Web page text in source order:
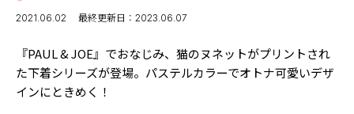
Instagram
YouTube
FORTUNE
2021.06.02 最終更新日：2023.06.07
『PAUL & JOE』でおなじみ、猫のヌネットがプリントされ
た下着シリーズが登場。パステルカラーでオトナ可愛いデザ
インにときめく！